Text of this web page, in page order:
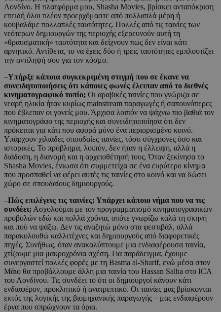
Λονδίνο. Η πλατφόρμα μου, Shasha Movies, βρίσκει ανταπόκριση
επειδή όλοι πλέον προερχόμαστε από πολλαπλά μέρη ή
κουβαλάμε πολλαπλές ταυτότητες. Πολλές από τις ταινίες των
νεότερων δημιουργών της περιοχής εξερευνούν αυτή τη
«θραυσματική» ταυτότητα και δείχνουν πως δεν είναι κάτι
αρνητικό. Αντίθετα, το να έχεις δύο ή τρεις ταυτότητες εμπλουτίζει
την αντίληψή σου για τον κόσμο.
–Υπήρξε κάποια συγκεκριμένη στιγμή που σε έκανε να
συνειδητοποιήσεις ότι κάποιες φωνές έλειπαν από το διεθνές
κινηματογραφικό τοπίο; Οι αραβικές ταινίες που γνώριζα σε
νεαρή ηλικία ήταν κυρίως mainstream παραγωγές ή σαπουνόπερες
που έβλεπαν οι γονείς μου. Άρχισα λοιπόν να ψάχνω πιο βαθιά τον
κινηματογράφο της περιοχής και συνειδητοποίησα ότι δεν
πρόκειται για κάτι που αφορά μόνο ένα περιορισμένο κοινό.
Υπάρχουν χιλιάδες σπουδαίες ταινίες, τόσο σύγχρονες όσο και
ιστορικές. Το πρόβλημα, λοιπόν, δεν ήταν η έλλειψη, αλλά η
διάδοση, η διανομή και η αρχειοθέτησή τους. Όταν ξεκίνησα το
Shasha Movies, ένιωσα ότι συμμετείχα σε ένα ευρύτερο κίνημα
που προσπαθεί να φέρει αυτές τις ταινίες στο κοινό και να δώσει
χώρο σε σπουδαίους δημιουργούς.
–Πώς επιλέγεις τις ταινίες; Υπάρχει κάποιο νήμα που να τις
συνδέει; Ασχολούμαι με τον προγραμματισμό κινηματογραφικών
προβολών εδώ και πολλά χρόνια, οπότε γνωρίζω καλά τη σκηνή
και πού να ψάξω. Δεν τις αναζητώ μόνο στα φεστιβάλ, αλλά
παρακολουθώ καλλιτέχνες και δημιουργούς από διαφορετικές
πηγές. Συνήθως, όταν ανακαλύπτουμε μια ενδιαφέρουσα ταινία,
χτίζουμε μια μακροχρόνια σχέση. Για παράδειγμα, έχουμε
συνεργαστεί πολλές φορές με τη Basma al-Sharif, ενώ μέσα στον
Μάιο θα προβάλλουμε άλλη μια ταινία του Hassan Salha στο ICA
του Λονδίνου. Τις συνδέει το ότι οι δημιουργοί κάνουν κάτι
ενδιαφέρον, προκλητικό ή ανατρεπτικό. Οι ταινίες μας βρίσκονται
εκτός της λογικής της βιομηχανικής παραγωγής – μας ενδιαφέρουν
έργα που σπρώχνουν τα όρια.